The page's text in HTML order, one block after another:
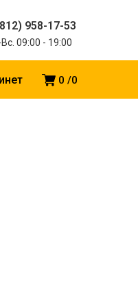
958-17-53
09:00 - 19:00
0 0